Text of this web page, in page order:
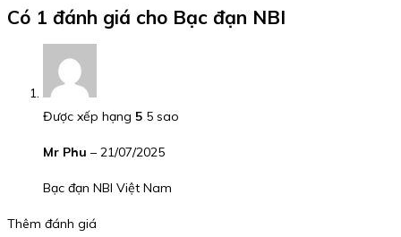
Có 1 đánh giá cho Bạc đạn NBI
Được xếp hạng 5 5 sao
Mr Phu – 21/07/2025
Bạc đạn NBI Việt Nam
Thêm đánh giá